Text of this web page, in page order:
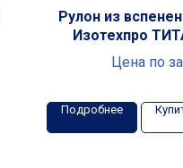
Рулон из
Изотехпро
Цена по
Подробнее